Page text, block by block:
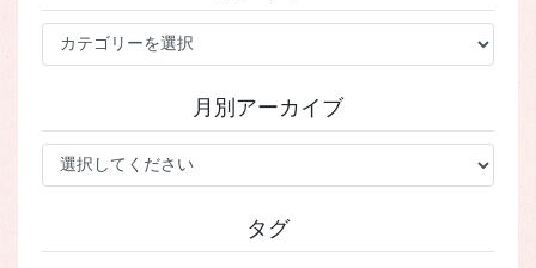
ー
月別アーカイブ
タグ